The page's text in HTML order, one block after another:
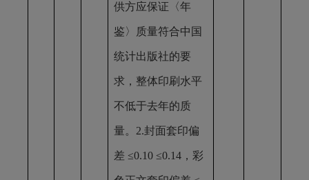
供方应保证〈年
鉴〉质量符合中国
统计出版社的要
求，整体印刷水平
不低于去年的质
量。2.封面套印偏
差 ≤0.10 ≤0.14，彩